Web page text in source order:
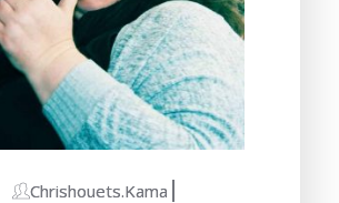
Chrishouets.kama